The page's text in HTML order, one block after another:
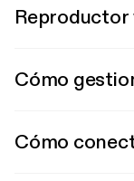
Reproductor
Cómo
Cómo